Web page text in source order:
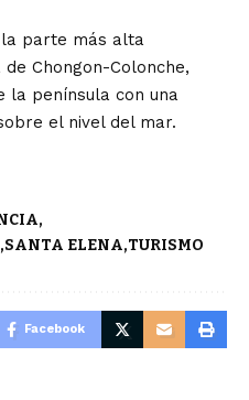
parte más alta
Chongon-Colonche,
la península con una
el nivel del mar.
SANTA ELENA TURISMO
Facebook